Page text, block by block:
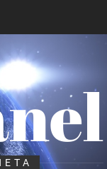
криптовалют
и депиляции